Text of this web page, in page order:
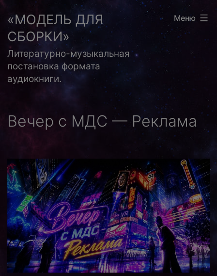
Перейти
содержимому
«МОДЕЛЬ ДЛЯ
СБОРКИ»
Литературно-музыкальная
постановка формата
аудиокниги.
Меню
Вечер с МДС — Реклама